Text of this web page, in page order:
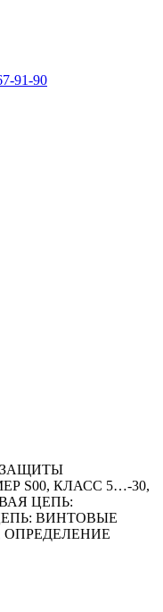
91-90
ЗАЩИТЫ
S00, КЛАСС 5…-30,
ЦЕПЬ:
ВИНТОВЫЕ